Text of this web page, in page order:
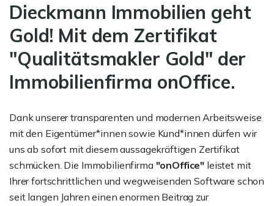
Dieckmann Immobilien geht
Gold! Mit dem Zertifikat
"Qualitätsmakler Gold" der
Immobilienfirma onOffice.
Dank unserer transparenten und modernen Arbeitsweise
mit den Eigentümer*innen sowie Kund*innen dürfen wir
uns ab sofort mit diesem aussagekräftigen Zertifikat
schmücken. Die Immobilienfirma "onOffice" leistet mit
Ihrer fortschrittlichen und wegweisenden Software schon
seit langen Jahren einen enormen Beitrag zur